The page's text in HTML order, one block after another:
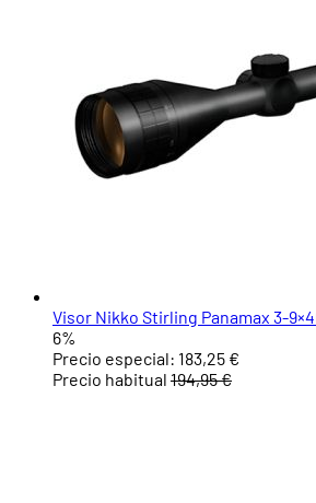
Visor Nikko Stirling Panamax 3-
6%
Precio especial: 183,25 €
Precio habitual 194,95 €